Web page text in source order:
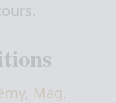
, Mag,